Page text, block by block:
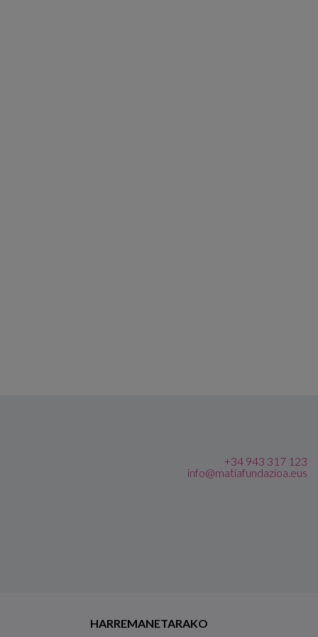
+34 943 317 123
info@matiafundazioa.eus
HARREMANETARAKO